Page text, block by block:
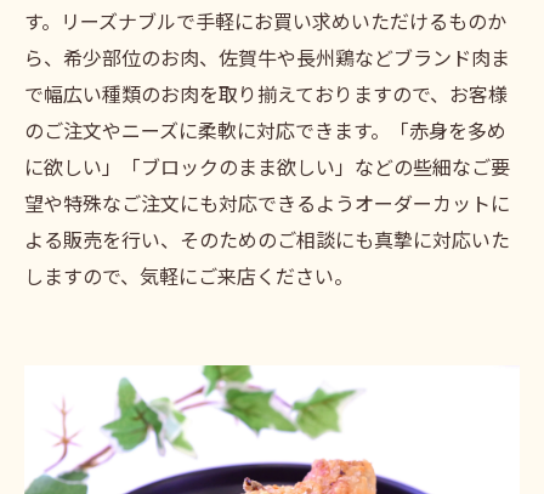
す。リーズナブルで手軽にお買い求めいただけるものか
ら、希少部位のお肉、佐賀牛や長州鶏などブランド肉ま
で幅広い種類のお肉を取り揃えておりますので、お客様
のご注文やニーズに柔軟に対応できます。「赤身を多め
に欲しい」「ブロックのまま欲しい」などの些細なご要
望や特殊なご注文にも対応できるようオーダーカットに
よる販売を行い、そのためのご相談にも真摯に対応いた
しますので、気軽にご来店ください。